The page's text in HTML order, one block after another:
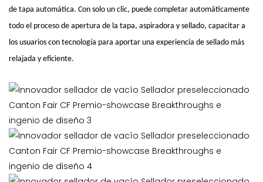
de tapa automática. Con solo un clic, puede completar automáticamente
todo el proceso de apertura de la tapa, aspiradora y sellado, capacitar a
los usuarios con tecnología para aportar una experiencia de sellado más
relajada y eficiente.